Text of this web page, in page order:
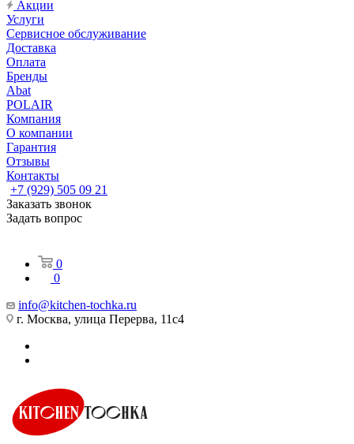
Акции
Услуги
Сервисное обслуживание
Доставка
Оплата
Бренды
Abat
POLAIR
Компания
О компании
Гарантия
Отзывы
Контакты
+7 (929) 505 09 21
Заказать звонок
Задать вопрос
0
0
info@kitchen-tochka.ru
г. Москва, улица Перерва, 11с4